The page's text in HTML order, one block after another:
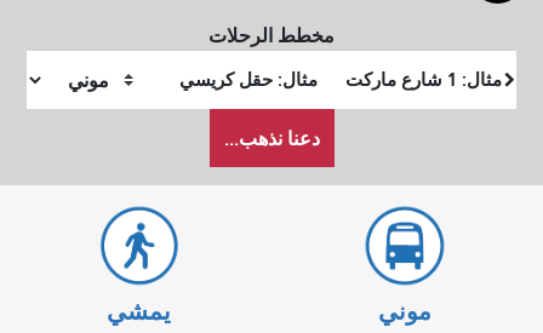
مخطط الرحلات
البداية
النهاية
أرغب
في
دعنا نذهب...
موني يمشي